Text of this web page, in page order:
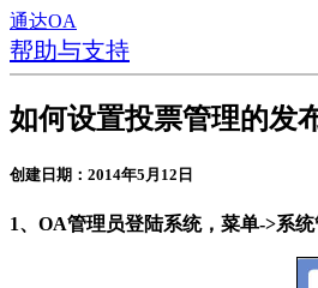
通达OA
帮助与支持
如何设置投票管理的发
创建日期：2014年5月12日
1、OA管理员登陆系统，菜单->系